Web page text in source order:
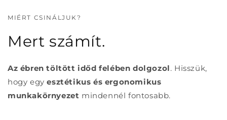
MIÉRT CSINÁLJUK?
Mert számít.
Az ébren töltött időd felében dolgozol. Hisszük,
hogy egyesztétikus és ergonomikus
munkakörnyezet mindennél fontosabb.